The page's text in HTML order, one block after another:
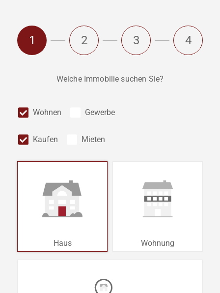
1 2 3 4
Welche Immobilie suchen Sie?
Wohnen Gewerbe
Kaufen Mieten
Haus Wohnung